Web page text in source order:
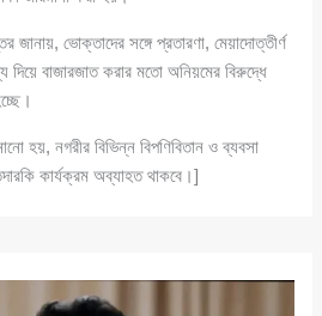
ভোক্তাদের সঙ্গে প্রতারণা, মেয়াদোত্তীর্ণ
দিয়ে বাজারজাত করার মতো অনিয়মের বিরুদ্ধে
হয়, নগরীর বিভিন্ন বিপণিবিতান ও ব্যবসা
কার্যক্রম অব্যাহত থাকবে।]